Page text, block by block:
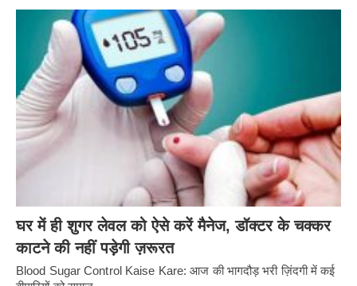
घर में ही शुगर लेवल को ऐसे करें मैनेज, डॉक्टर के चक्कर
काटने की नहीं पड़ेगी ज़रूरत
Blood Sugar Control Kaise Kare: आज की भागदौड़ भरी ज़िंदगी में कई